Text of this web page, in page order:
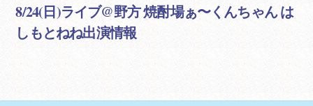
8/24(日)ライブ@野方 焼酎場ぁ〜くんちゃん は
しもとねね出演情報